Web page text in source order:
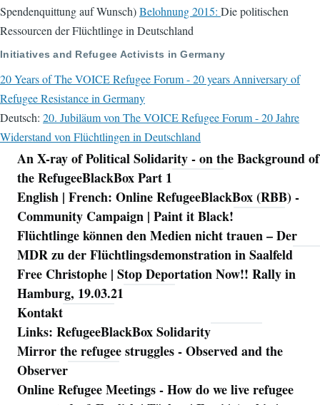
Spendenquittung auf Wunsch)Belohnung 2015: Die politischen
Ressourcen der Flüchtlinge in Deutschland
Initiatives and Refugee Activists in Germany
20 Years of The VOICE Refugee Forum - 20 years Anniversary of
Refugee Resistance in Germany
Deutsch: 20. Jubiläum von The VOICE Refugee Forum - 20 Jahre
Widerstand von Flüchtlingen in Deutschland
Navigation
An X-ray of Political Solidarity - on the Background of
the RefugeeBlackBox Part 1
English | French: Online RefugeeBlackBox (RBB) -
Community Campaign | Paint it Black!
Flüchtlinge können den Medien nicht trauen – Der
MDR zu der Flüchtlingsdemonstration in Saalfeld
Free Christophe | Stop Deportation Now!! Rally in
Hamburg, 19.03.21
Kontakt
Links: RefugeeBlackBox Solidarity
Mirror the refugee struggles - Observed and the
Observer
Online Refugee Meetings - How do we live refugee